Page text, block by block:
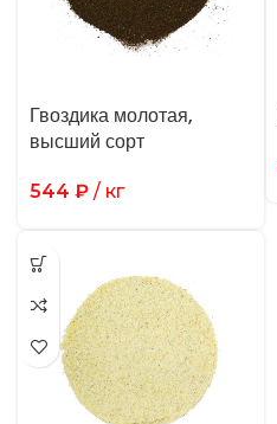
Гвоздика молотая,
высший сорт
544 ₽ / кг